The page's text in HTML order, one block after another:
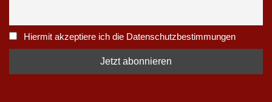
Hiermit akzeptiere ich die Datenschutzbestimmungen